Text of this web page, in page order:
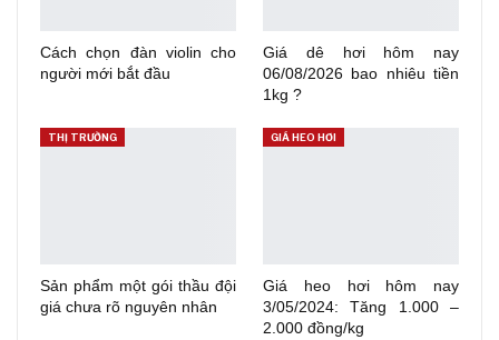
Cách chọn đàn violin cho
người mới bắt đầu
Giá dê hơi hôm nay
06/08/2026 bao nhiêu tiền
1kg ?
THỊ TRƯỜNG
Sản phẩm một gói thầu đội
giá chưa rõ nguyên nhân
GIÁ HEO HƠI
Giá heo hơi hôm nay
3/05/2024: Tăng 1.000 –
2.000 đồng/kg